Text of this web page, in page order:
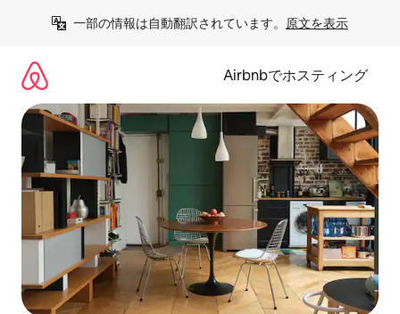
一部の情報は自動翻訳されています。 原文を表示
Airbnbでホスティング